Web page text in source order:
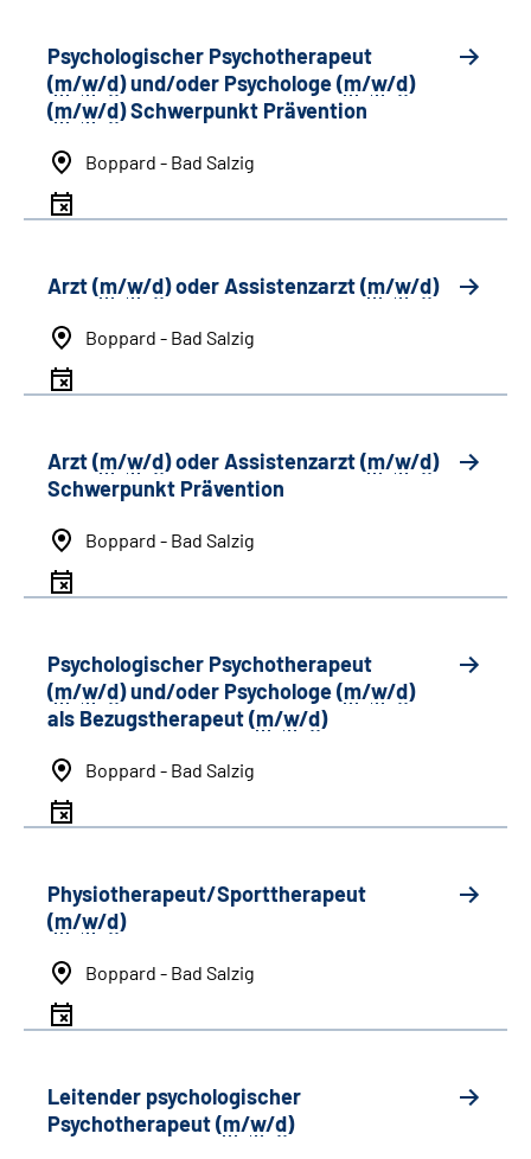
Psychologischer Psychotherapeut
(m/w/d) und/oder Psychologe (m/w/d)
(m/w/d) Schwerpunkt Prävention
Boppard - Bad Salzig
Arzt (m/w/d) oder Assistenzarzt (m/w/d)
Boppard - Bad Salzig
Arzt (m/w/d) oder Assistenzarzt (m/w/d)
Schwerpunkt Prävention
Boppard - Bad Salzig
Psychologischer Psychotherapeut
(m/w/d) und/oder Psychologe (m/w/d)
als Bezugstherapeut (m/w/d)
Boppard - Bad Salzig
Physiotherapeut/Sporttherapeut
(m/w/d)
Boppard - Bad Salzig
Leitender psychologischer
Psychotherapeut (m/w/d)